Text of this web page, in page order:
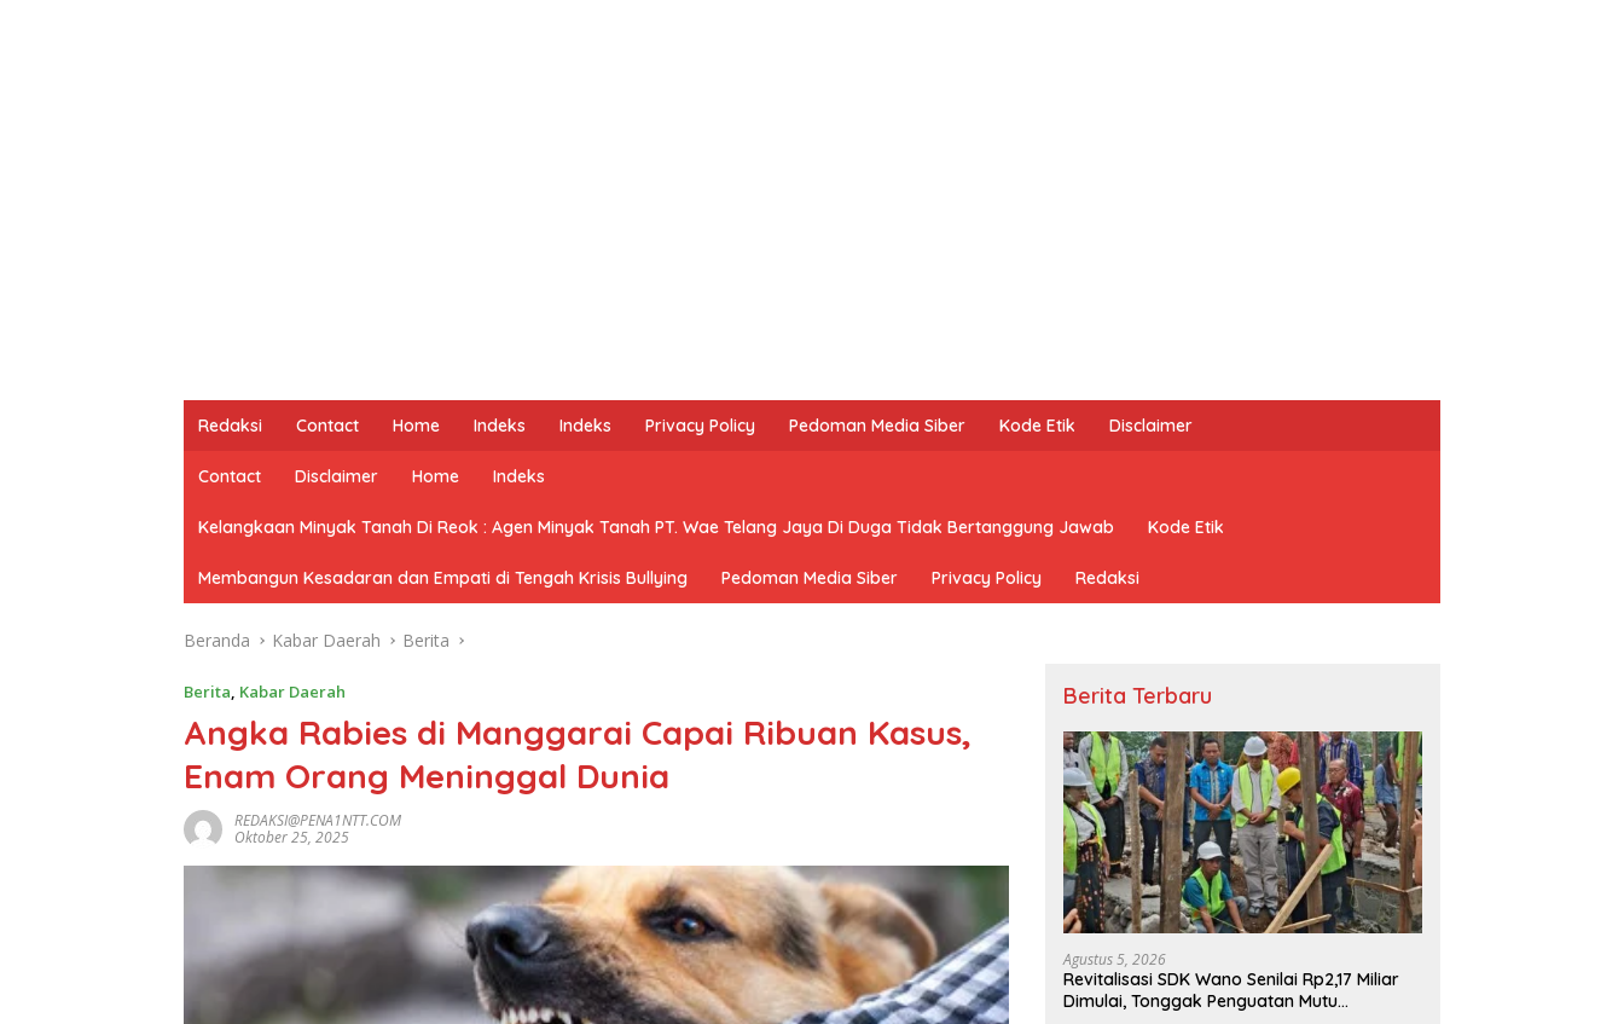
Redaksi Contact Home Indeks Indeks Privacy Policy Pedoman Media Siber Kode Etik Disclaimer
Contact Disclaimer Home Indeks
Kelangkaan Minyak Tanah Di Reok : Agen Minyak Tanah PT. Wae Telang Jaya Di Duga Tidak Bertanggung Jawab Kode Etik
Membangun Kesadaran dan Empati di Tengah Krisis Bullying Pedoman Media Siber Privacy Policy Redaksi
Beranda Kabar Daerah Berita
Berita, Kabar Daerah
Angka Rabies di Manggarai Capai Ribuan Kasus,
Enam Orang Meninggal Dunia
REDAKSI@PENA1NTT.COM
Oktober 25, 2025
Berita Terbaru
Agustus 5, 2026
Revitalisasi SDK Wano Senilai Rp2,17 Miliar
Dimulai, Tonggak Penguatan Mutu